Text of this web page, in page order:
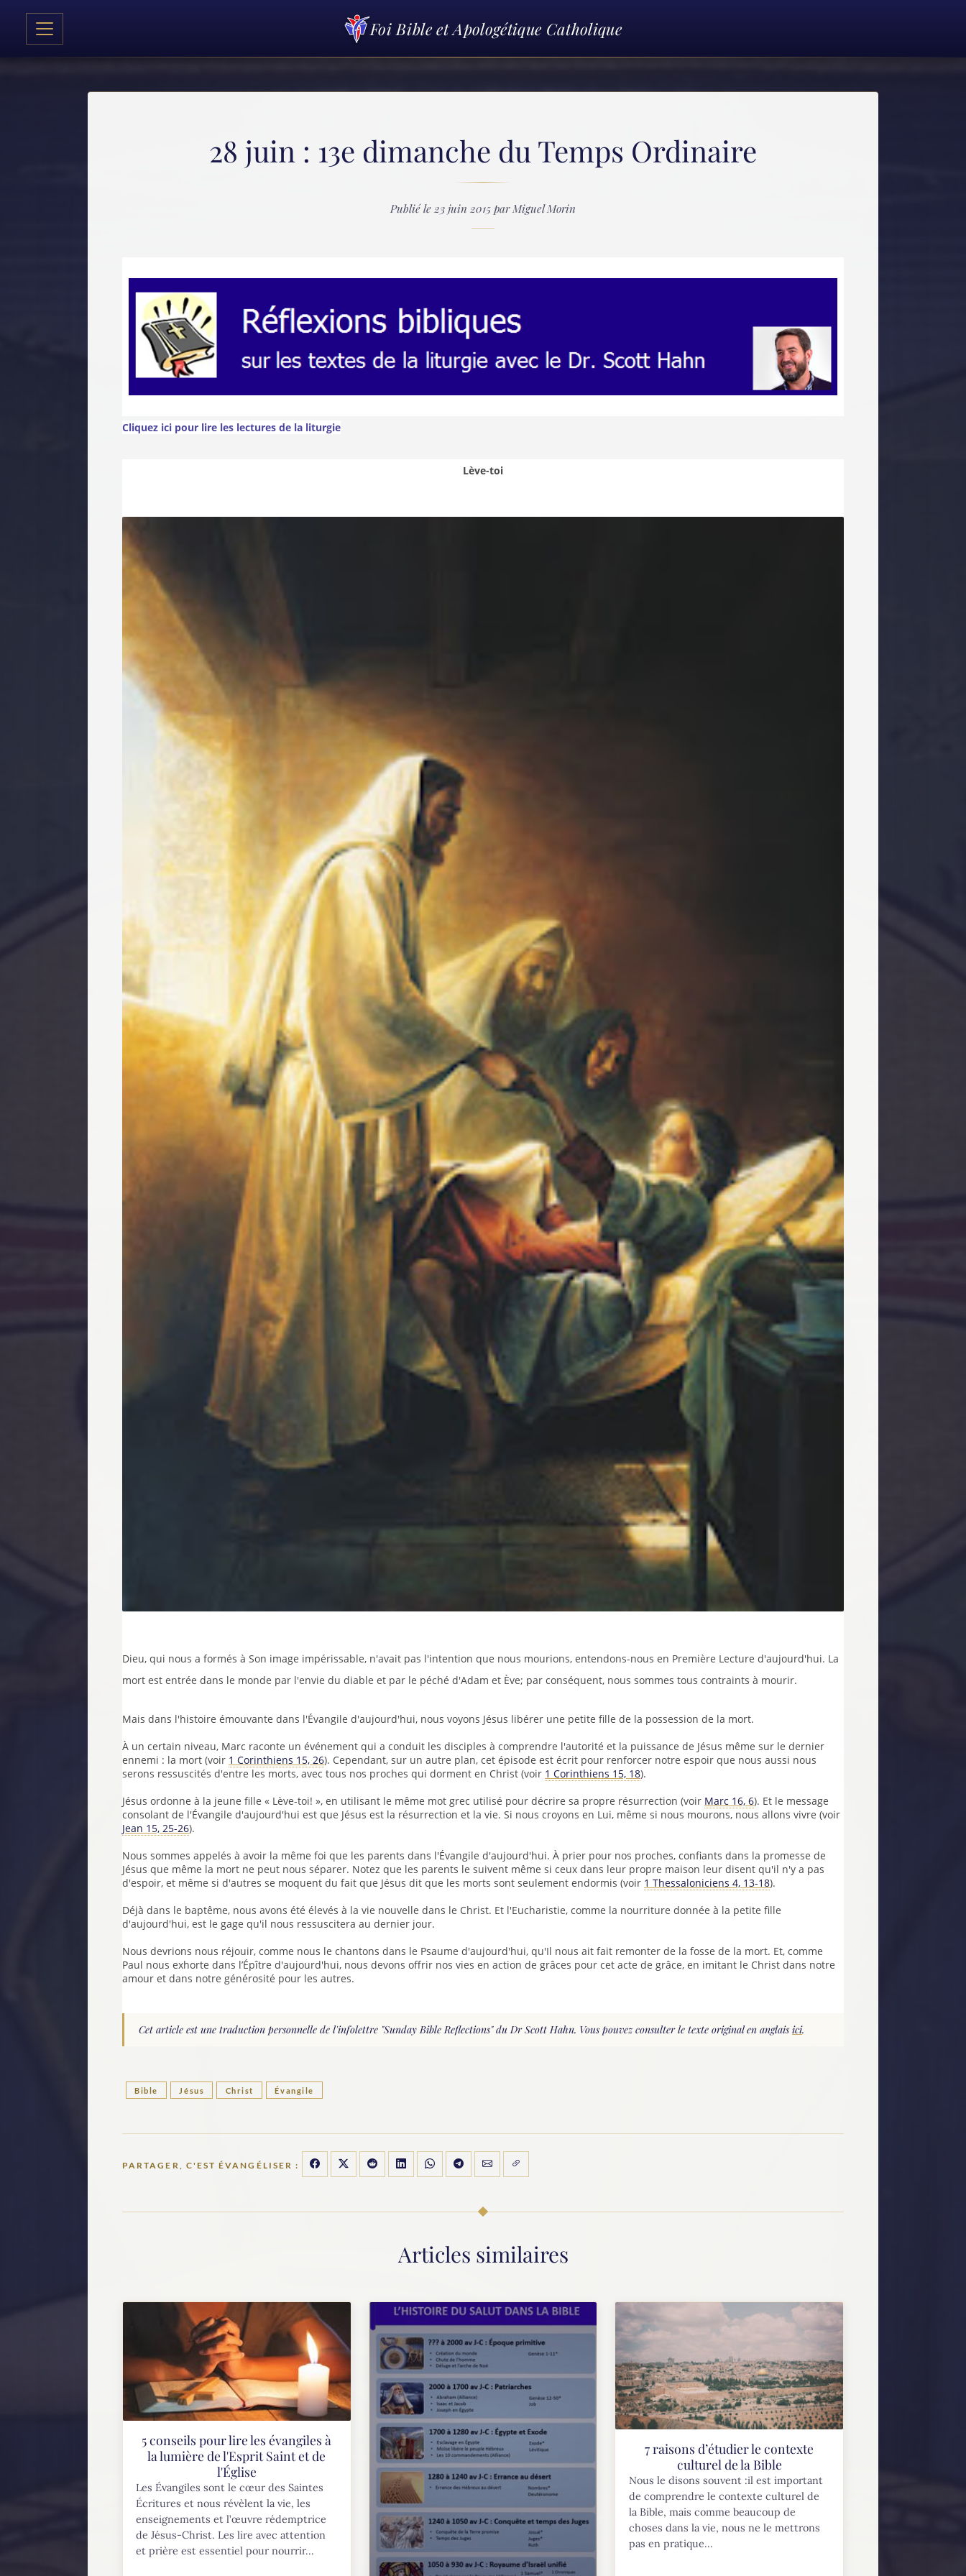
Foi Bible et Apologétique Catholique
28 juin : 13e dimanche du Temps Ordinaire
Publié le 23 juin 2015 par Miguel Morin
Cliquez ici pour lire les lectures de la liturgie
Lève-toi
Dieu, qui nous a formés à Son image impérissable, n'avait pas l'intention que nous mourions, entendons-nous en Première Lecture d'aujourd'hui. La
mort est entrée dans le monde par l'envie du diable et par le péché d'Adam et Ève; par conséquent, nous sommes tous contraints à mourir.
Mais dans l'histoire émouvante dans l'Évangile d'aujourd'hui, nous voyons Jésus libérer une petite fille de la possession de la mort.
À un certain niveau, Marc raconte un événement qui a conduit les disciples à comprendre l'autorité et la puissance de Jésus même sur le dernier
ennemi : la mort (voir 1 Corinthiens 15, 26). Cependant, sur un autre plan, cet épisode est écrit pour renforcer notre espoir que nous aussi nous
serons ressuscités d'entre les morts, avec tous nos proches qui dorment en Christ (voir 1 Corinthiens 15, 18).
Jésus ordonne à la jeune fille « Lève-toi! », en utilisant le même mot grec utilisé pour décrire sa propre résurrection (voir Marc 16, 6). Et le message
consolant de l'Évangile d'aujourd'hui est que Jésus est la résurrection et la vie. Si nous croyons en Lui, même si nous mourons, nous allons vivre (voir
Jean 15, 25-26).
Nous sommes appelés à avoir la même foi que les parents dans l'Évangile d'aujourd'hui. À prier pour nos proches, confiants dans la promesse de
Jésus que même la mort ne peut nous séparer. Notez que les parents le suivent même si ceux dans leur propre maison leur disent qu'il n'y a pas
d'espoir, et même si d'autres se moquent du fait que Jésus dit que les morts sont seulement endormis (voir 1 Thessaloniciens 4, 13-18).
Déjà dans le baptême, nous avons été élevés à la vie nouvelle dans le Christ. Et l'Eucharistie, comme la nourriture donnée à la petite fille
d'aujourd'hui, est le gage qu'il nous ressuscitera au dernier jour.
Nous devrions nous réjouir, comme nous le chantons dans le Psaume d'aujourd'hui, qu'Il nous ait fait remonter de la fosse de la mort. Et, comme
Paul nous exhorte dans l’Épître d'aujourd'hui, nous devons offrir nos vies en action de grâces pour cet acte de grâce, en imitant le Christ dans notre
amour et dans notre générosité pour les autres.
Cet article est une traduction personnelle de l'infolettre "Sunday Bible Reflections" du Dr Scott Hahn. Vous pouvez consulter le texte original en anglais ici.
Bible Jésus Christ Évangile
PARTAGER, C'EST ÉVANGÉLISER :
Articles similaires
5 conseils pour lire les évangiles à
la lumière de l'Esprit Saint et de
l'Église
Les Évangiles sont le cœur des Saintes
Écritures et nous révèlent la vie, les
enseignements et l’œuvre rédemptrice
de Jésus-Christ. Les lire avec attention
et prière est essentiel pour nourrir...
7 raisons d’étudier le contexte
culturel de la Bible
Nous le disons souvent :il est important
de comprendre le contexte culturel de
la Bible, mais comme beaucoup de
choses dans la vie, nous ne le mettrons
pas en pratique...